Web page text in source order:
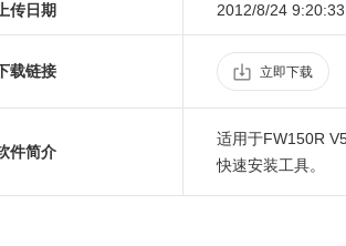
上传日期 2012/8/24 9:20:33
载链接 立即下载
件简介
适用于FW150R
快速安装工具。